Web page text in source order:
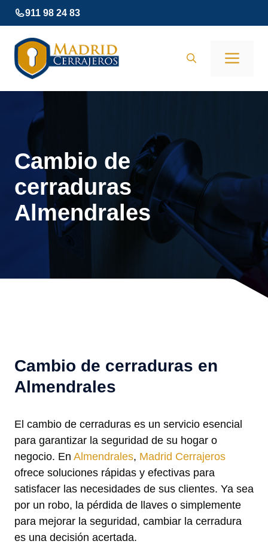
Saltar
al
contenido
911 98 24 83
Cambio de
cerraduras
Almendrales
Cambio de cerraduras en
Almendrales
El cambio de cerraduras es un servicio esencial
para garantizar la seguridad de su hogar o
negocio. En Almendrales, Madrid Cerrajeros
ofrece soluciones rápidas y efectivas para
satisfacer las necesidades de sus clientes. Ya sea
por un robo, la pérdida de llaves o simplemente
para mejorar la seguridad, cambiar la cerradura
es una decisión acertada.